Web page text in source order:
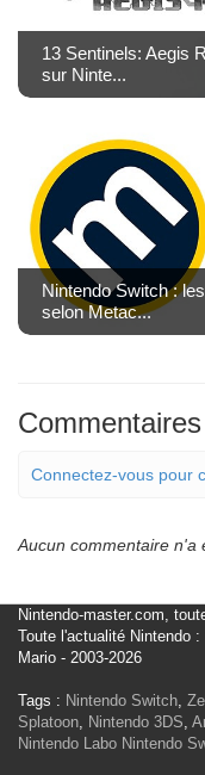
13 Sentinels: Aegis
sur Ninte...
Nintendo Switch :
selon Metac...
Commentaires
Connectez-vous pour
Aucun commentaire n'a
Nintendo-master.com,
Toute l'actualité Nintendo
Mario - 2003-2026
Tags : Nintendo Switch
Splatoon Nintendo 3DS
Nintendo Labo Nintendo